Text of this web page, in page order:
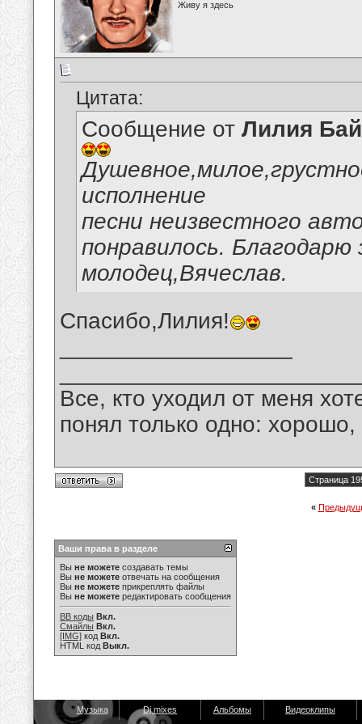
Живу я здесь
Цитата:
Сообщение от Лилия
исполнение
песни неизвестного
понравилось.
молодец,Вячеслав.
Спасибо,Лилия!
Все, кто уходил от меня
понял только одно:
Страница
«
Ваши права в разделе
Вы не можете создавать темы
Вы не можете отвечать на сообщения
Вы не можете прикреплять файлы
Вы не можете редактировать сообщения
BB коды Вкл.
Смайлы Вкл.
[IMG] код Вкл.
HTML код Выкл.
Музыка Dj mixes Альбомы Видеоклипы